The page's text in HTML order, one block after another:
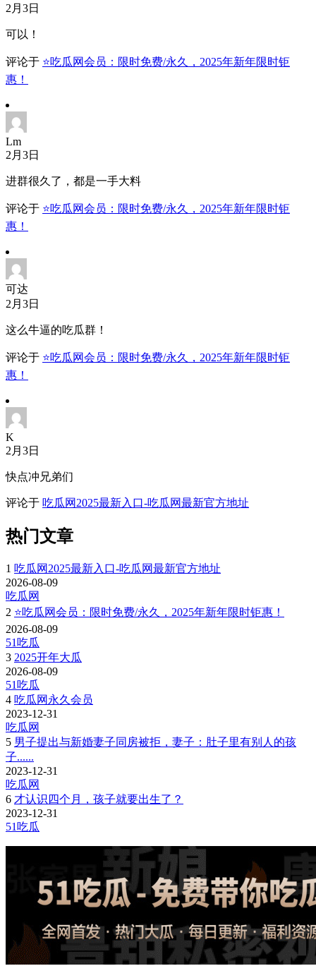
2月3日
可以！
评论于 ⭐吃瓜网会员：限时免费/永久，2025年新年限时钜
惠！
Lm
2月3日
进群很久了，都是一手大料
评论于 ⭐吃瓜网会员：限时免费/永久，2025年新年限时钜
惠！
可达
2月3日
这么牛逼的吃瓜群！
评论于 ⭐吃瓜网会员：限时免费/永久，2025年新年限时钜
惠！
K
2月3日
快点冲兄弟们
评论于 吃瓜网2025最新入口-吃瓜网最新官方地址
热门文章
1 吃瓜网2025最新入口-吃瓜网最新官方地址
2026-08-09
吃瓜网
2 ⭐吃瓜网会员：限时免费/永久，2025年新年限时钜惠！
2026-08-09
51吃瓜
3 2025开年大瓜
2026-08-09
51吃瓜
4 吃瓜网永久会员
2023-12-31
吃瓜网
5 男子提出与新婚妻子同房被拒，妻子：肚子里有别人的孩
子......
2023-12-31
吃瓜网
6 才认识四个月，孩子就要出生了？
2023-12-31
51吃瓜